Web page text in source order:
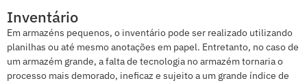
Inventário
Em armazéns pequenos, o inventário pode ser realizado utilizando
planilhas ou até mesmo anotações em papel. Entretanto, no caso de
um armazém grande, a falta de tecnologia no armazém tornaria o
processo mais demorado, ineficaz e sujeito a um grande índice de